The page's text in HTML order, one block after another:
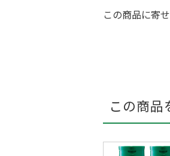
この商品に寄
この商品